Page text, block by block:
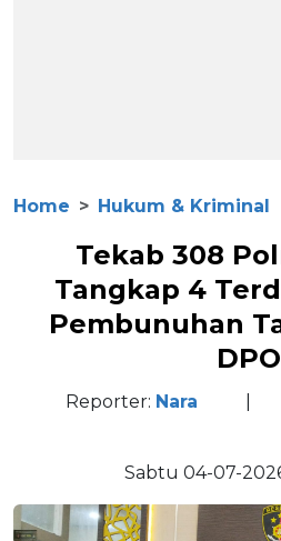
Home Hukum & Kriminal
Tekab 308
Tangkap 4
Pembunuhan
DPO
Reporter: Nara
Sabtu 04-07-